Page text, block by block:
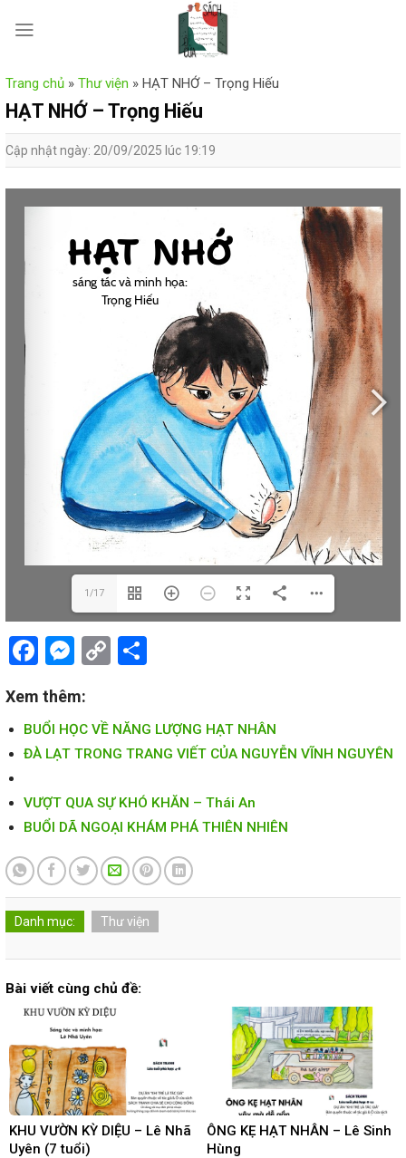
Trang chủ » Thư viện » HẠT NHỚ – Trọng Hiếu
HẠT NHỚ – Trọng Hiếu
Cập nhật ngày: 20/09/2025 lúc 19:19
1/17
Facebook
Messenger
Copy
Xem thêm:
BUỔI HỌC VỀ NĂNG LƯỢNG HẠT NHÂN
ĐÀ LẠT TRONG TRANG VIẾT CỦA NGUYỄN VĨNH NGUYÊN
VƯỢT QUA SỰ KHÓ KHĂN – Thái An
BUỔI DÃ NGOẠI KHÁM PHÁ THIÊN NHIÊN
Danh mục: Thư viện
Bài viết cùng chủ đề:
KHU VƯỜN KỲ DIỆU – Lê Nhã
Uyên (7 tuổi)
ÔNG KẸ HẠT NHÂN – Lê Sinh
Hùng